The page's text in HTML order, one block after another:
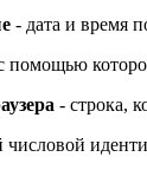
- дата и время
помощью
- строка,